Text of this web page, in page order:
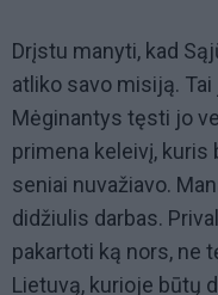
Drįstu manyti, kad
atliko savo misiją.
Mėginantys tęsti jo
primena keleivį, kuris
seniai nuvažiavo.
didžiulis darbas.
pakartoti ką nors, ne
Lietuvą, kurioje būtų